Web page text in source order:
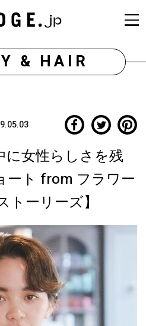
& HAIR
女性らしさを残
ート from フラワー
ーリーズ】